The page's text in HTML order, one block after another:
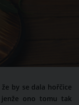
by se dala hořčice
ono tomu tak